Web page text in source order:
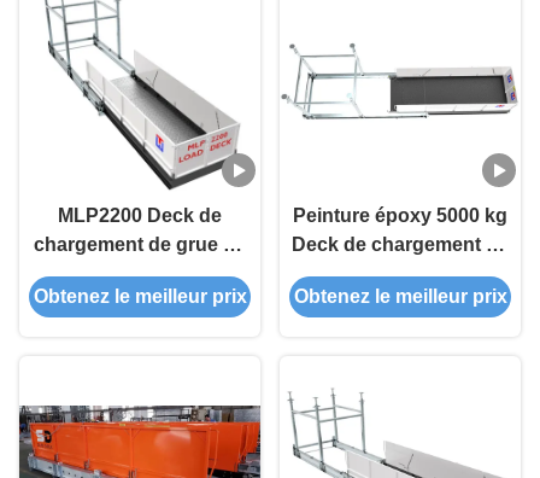
MLP2200 Deck de
chargement de grue de
5 tonnes pour chantiers
de construction à
Obtenez le meilleur prix
Peinture époxy 5000 kg
Deck de chargement de
grue pour les chantiers
de construction
Obtenez le meilleur prix